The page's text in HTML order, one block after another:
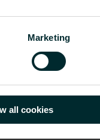
Marketing
all cookies